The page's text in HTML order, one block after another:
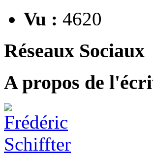
Vu : 4620
Réseaux Sociaux
A propos de